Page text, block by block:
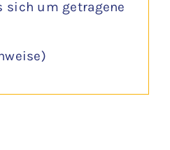
sich um getragene